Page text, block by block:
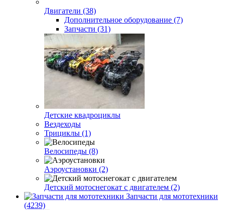
Двигатели (38)
Дополнительное оборудование (7)
Запчасти (31)
Детские квадроциклы
Вездеходы
Трициклы (1)
Велосипеды (8)
Аэроустановки (2)
Детский мотоснегокат с двигателем (2)
Запчасти для мототехники
(4239)